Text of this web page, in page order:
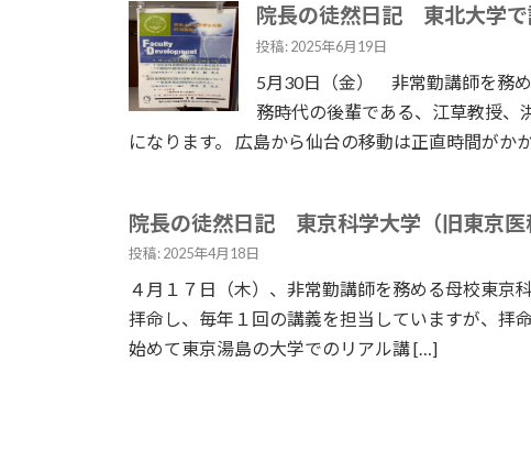
院長の徒然日記 東北大学で
投稿: 2025年6月19日
5月30日（金） 非常勤講師を務
務時代の後輩である、江草教授、
になります。 広島から仙台の移動は正直時間がか
院長の徒然日記 東京科学大学（旧東京医
投稿: 2025年4月18日
４月１７日（木）、非常勤講師を務める母校東京
拝命し、毎年１回の講義を担当していますが、拝
始めて東京湯島の大学でのリアル講 […]